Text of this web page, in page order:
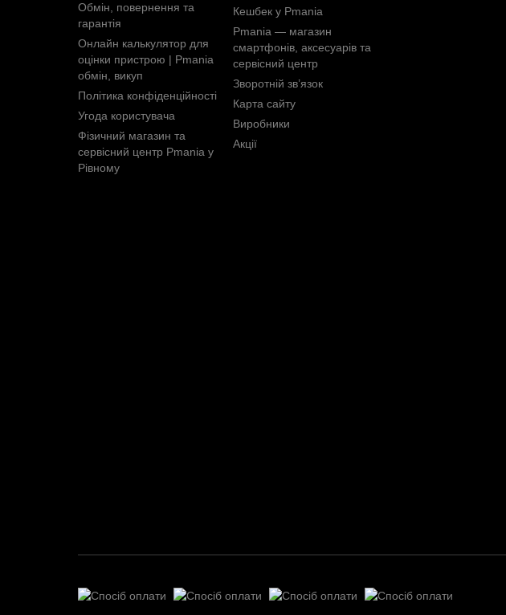
Обмін, повернення та
гарантія
Онлайн калькулятор для
оцінки пристрою | Pmania
обмін, викуп
Політика конфіденційності
Угода користувача
Фізичний магазин та
сервісний центр Pmania у
Рівному
Кешбек у Pmania
Pmania — магазин
смартфонів, аксесуарів та
сервісний центр
Зворотній зв’язок
Карта сайту
Виробники
Акції